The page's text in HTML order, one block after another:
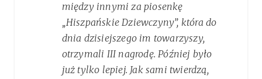
między innymi za piosenkę
„Hiszpańskie Dziewczyny”, która do
dnia dzisiejszego im towarzyszy,
otrzymali III nagrodę. Później było
już tylko lepiej. Jak sami twierdzą,